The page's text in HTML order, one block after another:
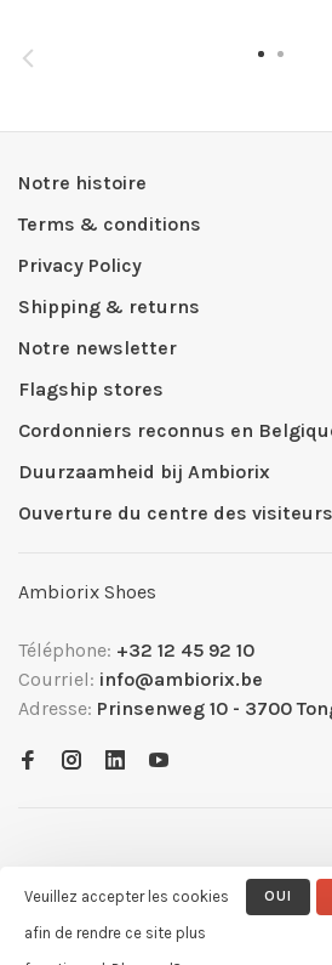
Notre histoire
Terms & conditions
Privacy Policy
Shipping & returns
Notre newsletter
Flagship stores
Cordonniers reconnus en
Duurzaamheid bij Ambiorix
Ouverture du centre des
Ambiorix Shoes
Téléphone: +32 12 45 92 10
Courriel: info@ambiorix.be
Adresse: Prinsenweg 10 - 3700
© Copyright 2026 Ambiorix
Veuillez accepter les cookies
afin de rendre ce site plus
OUI